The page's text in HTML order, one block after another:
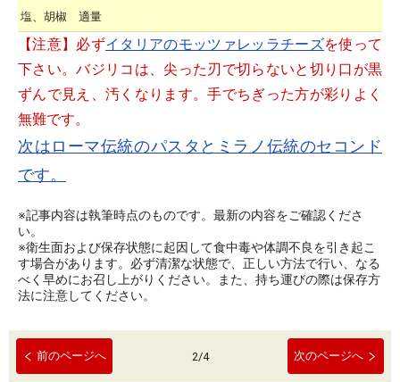
塩、胡椒 適量
【注意】必ずイタリアのモッツァレッラチーズを使って
下さい。バジリコは、尖った刃で切らないと切り口が黒
ずんで見え、汚くなります。手でちぎった方が彩りよく
無難です。
次はローマ伝統のパスタとミラノ伝統のセコンド
です。
※記事内容は執筆時点のものです。最新の内容をご確認くださ
い。
※衛生面および保存状態に起因して食中毒や体調不良を引き起こ
す場合があります。必ず清潔な状態で、正しい方法で行い、なる
べく早めにお召し上がりください。また、持ち運びの際は保存方
法に注意してください。
前のページへ 2/4 次のページへ